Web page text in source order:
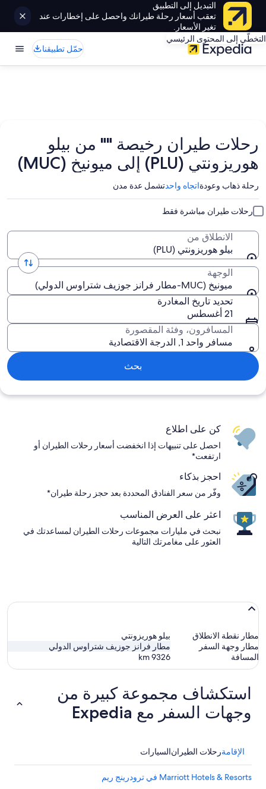
التبديل إلى التطبيق
تعقب أسعار رحلة طيرانك واحصل على إخطارات عند
تغير الأسعار.
التخطّي إلى المحتوى الرئيسي
حمّل تطبيقنا
رحلات طيران رخيصة "" من بيلو
هوريزونتي (PLU) إلى ميونيخ (MUC)
رحلة ذهاب وعودةاتجاه واحدتشمل عدة مدن
رحلات طيران مباشرة فقط
الانطلاق من
بيلو هوريزونتي (PLU)
الوجهة
ميونيخ (MUC-مطار فرانز جوزيف شتراوس الدولي)
تحديد تاريخ المغادرة
21 أغسطس
المسافرون، وفئة المقصورة
مسافر واحد 1, الدرجة الاقتصادية
بحث
كن على اطلاع
احصل على تنبيهات إذا انخفضت أسعار رحلات الطيران أو
ارتفعت*
احجز بذكاء
وفّر من سعر الفنادق المحددة بعد حجز رحلة طيران*
اعثر على العرض المناسب
نبحث في مليارات مجموعات رحلات الطيران لمساعدتك في
العثور على مغامرتك التالية
مطار نقطة الانطلاق
بيلو هوريزونتي
مطار وجهة السفر
مطار فرانز جوزيف شتراوس الدولي
المسافة
9326
km
استكشاف مجموعة كبيرة من
وجهات السفر مع Expedia
الإقامةرحلات الطيرانالسيارات
Marriott Hotels & Resorts في ترودرينج ريم